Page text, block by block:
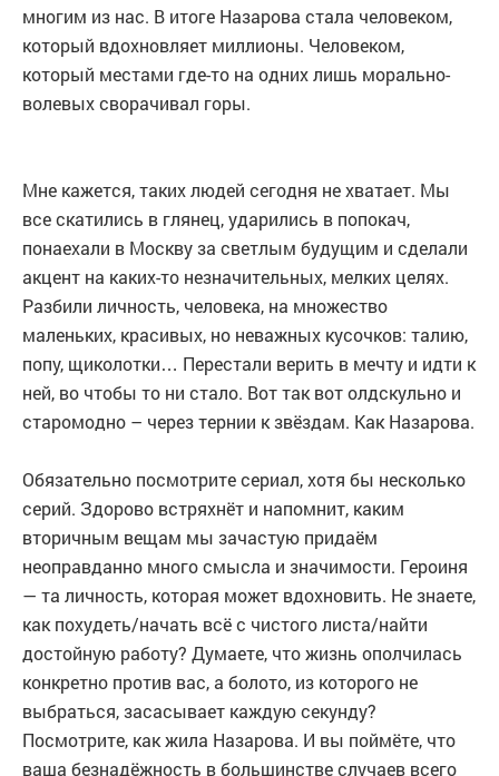
многим из нас. В итоге Назарова стала человеком,
который вдохновляет миллионы. Человеком,
который местами где-то на одних лишь морально-
волевых сворачивал горы.
Мне кажется, таких людей сегодня не хватает. Мы
все скатились в глянец, ударились в попокач,
понаехали в Москву за светлым будущим и сделали
акцент на каких-то незначительных, мелких целях.
Разбили личность, человека, на множество
маленьких, красивых, но неважных кусочков: талию,
попу, щиколотки… Перестали верить в мечту и идти к
ней, во чтобы то ни стало. Вот так вот олдскульно и
старомодно – через тернии к звёздам. Как Назарова.
Обязательно посмотрите сериал, хотя бы несколько
серий. Здорово встряхнёт и напомнит, каким
вторичным вещам мы зачастую придаём
неоправданно много смысла и значимости. Героиня
— та личность, которая может вдохновить. Не знаете,
как похудеть/начать всё с чистого листа/найти
достойную работу? Думаете, что жизнь ополчилась
конкретно против вас, а болото, из которого не
выбраться, засасывает каждую секунду?
Посмотрите, как жила Назарова. И вы поймёте, что
ваша безнадёжность в большинстве случаев всего